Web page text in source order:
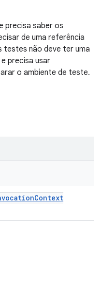
precisa saber os
de uma referência
testes não deve ter uma
precisa usar
o ambiente de teste.
Context